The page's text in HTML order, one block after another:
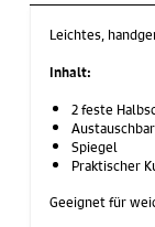
Leichtes,
Inhalt:
2 feste
Spiegel
Praktischer
Geeignet für